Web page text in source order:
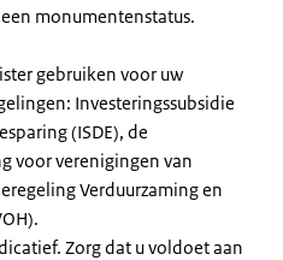
monumentenstatus.
gebruiken voor uw
Investeringssubsidie
(ISDE), de
voor verenigingen van
Verduurzaming en
Zorg dat u voldoet aan